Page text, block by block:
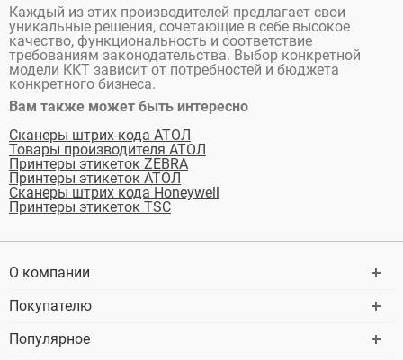
Каждый из этих производителей предлагает свои
уникальные решения, сочетающие в себе высокое
качество, функциональность и соответствие
требованиям законодательства. Выбор конкретной
модели ККТ зависит от потребностей и бюджета
конкретного бизнеса.
Вам также может быть интересно
Сканеры штрих-кода АТОЛ
Товары производителя АТОЛ
Принтеры этикеток ZEBRA
Принтеры этикеток АТОЛ
Cканеры штрих кода Honeywell
Принтеры этикеток TSC
О компании
Покупателю
Популярное